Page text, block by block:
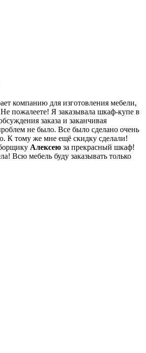
компанию для изготовления мебели,
пожалеете! Я заказывала шкаф-купе в
заказа и заканчивая
не было. Все было сделано очень
К тому же мне ещё скидку сделали!
Алексею за прекрасный шкаф!
Всю мебель буду заказывать только